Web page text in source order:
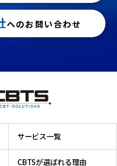
へのお問い合わせ
サービス一覧
CBTSが選ばれる理由